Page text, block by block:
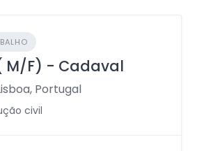
M/F) - Cadaval
Portugal
civil